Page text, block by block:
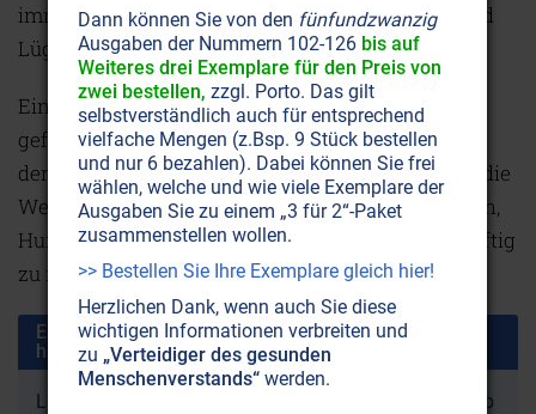
immer der beste Nährboden für Fehlverhalten und
Lüge in allen Formen.
Eine weitere Fehlannahme, der sie zum Opfer
gefallen sind, ist die Angst vor der Übervölkerung
der Erde. Daher, so glauben sie, sei es ihre Pflicht, die
Weltbevölkerung mittels lokalen Kriegen, Seuchen,
Hungersnöten und ‚unheilbaren' Krankheiten kräftig
zu reduzieren. Welch tragischer Irrtum!
Ende des Artikelauszugs „Die Herren des Schicksals
haben das letzte Wort“
Lesen Sie in unserem Mut machenden Artikel, weshalb
Dann können Sie von den fünfundzwanzig
Ausgaben der Nummern 102-126 bis auf
Weiteres drei Exemplare für den Preis von
zwei bestellen, zzgl. Porto. Das gilt
selbstverständlich auch für entsprechend
vielfache Mengen (z.Bsp. 9 Stück bestellen
und nur 6 bezahlen). Dabei können Sie frei
wählen, welche und wie viele Exemplare der
Ausgaben Sie zu einem „3 für 2“-Paket
zusammenstellen wollen.
>> Bestellen Sie Ihre Exemplare gleich hier!
Herzlichen Dank, wenn auch Sie diese
wichtigen Informationen verbreiten und
zu „Verteidiger des gesunden
Menschenverstands“ werden.